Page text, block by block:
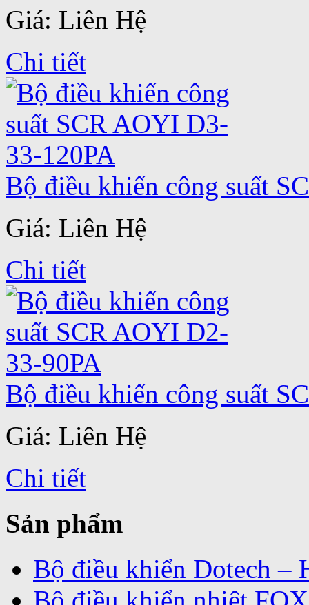
Giá: Liên Hệ
Chi tiết
Bộ điều khiến công suất
Giá: Liên Hệ
Chi tiết
Bộ điều khiến công suất
Giá: Liên Hệ
Chi tiết
Sản phẩm
Bộ điều khiển Dotech –